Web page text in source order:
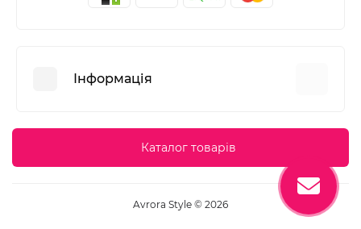
Інформація
Угода користувача
Повернення товару
Каталог товарів
Avrora Style © 2026